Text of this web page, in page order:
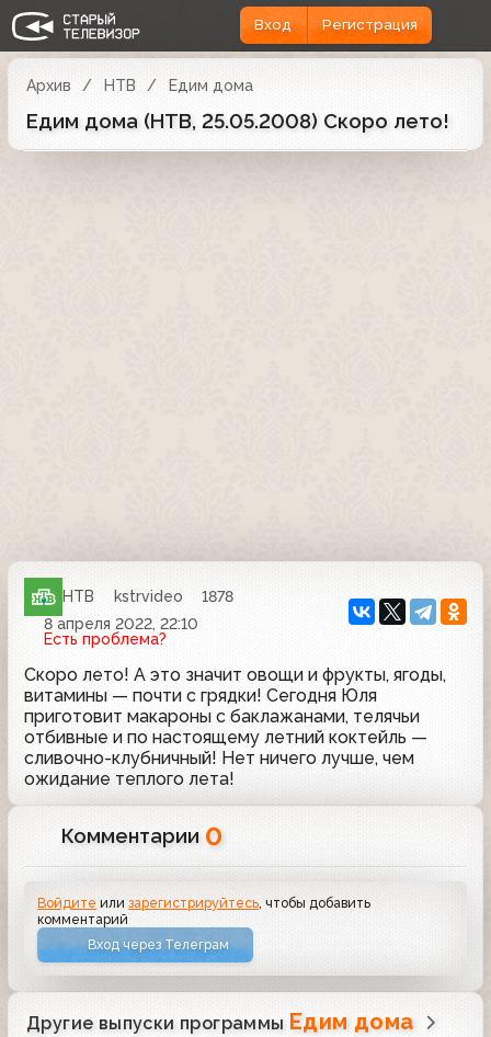
Вход Регистрация
Архив НТВ Едим дома
Едим дома (НТВ, 25.05.2008) Скоро лето!
НТВ kstrvideo
1878
8 апреля 2022, 22:10
Есть проблема?
Скоро лето! А это значит овощи и фрукты, ягоды,
витамины — почти с грядки! Сегодня Юля
приготовит макароны с баклажанами, телячьи
отбивные и по настоящему летний коктейль —
сливочно-клубничный! Нет ничего лучше, чем
ожидание теплого лета!
Комментарии 0
Войдите илизарегистрируйтесь , чтобы добавить
комментарий
Вход через Телеграм
Другие выпуски программы Едим дома